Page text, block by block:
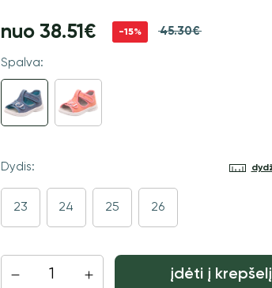
nuo 38.51€ -15% 45.30€
Spalva:
Dydis:
23 24 25 26
įdėti į krepšelį